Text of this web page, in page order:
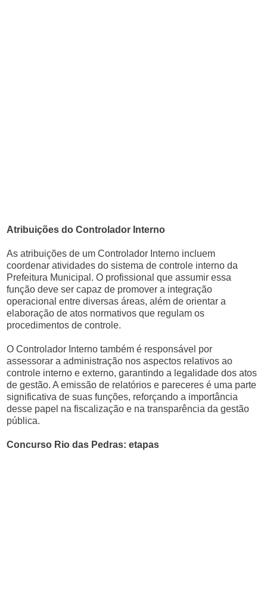
Atribuições do Controlador Interno
As atribuições de um Controlador Interno incluem
coordenar atividades do sistema de controle interno da
Prefeitura Municipal. O profissional que assumir essa
função deve ser capaz de promover a integração
operacional entre diversas áreas, além de orientar a
elaboração de atos normativos que regulam os
procedimentos de controle.
O Controlador Interno também é responsável por
assessorar a administração nos aspectos relativos ao
controle interno e externo, garantindo a legalidade dos atos
de gestão. A emissão de relatórios e pareceres é uma parte
significativa de suas funções, reforçando a importância
desse papel na fiscalização e na transparência da gestão
pública.
Concurso Rio das Pedras: etapas